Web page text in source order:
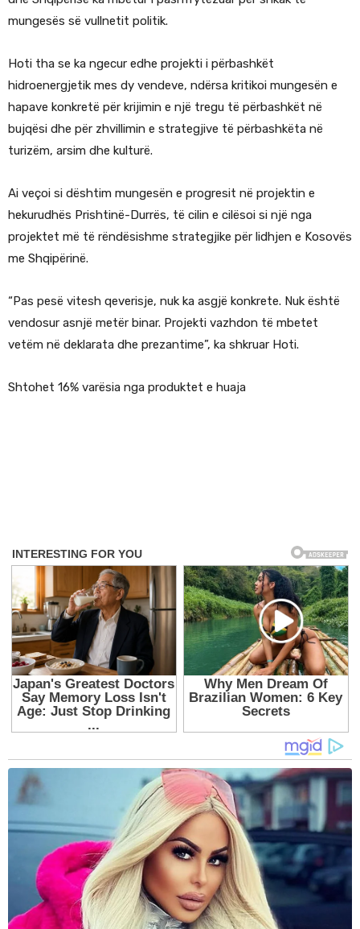
mungesës së vullnetit politik.
Hoti tha se ka ngecur edhe projekti i përbashkët
hidroenergjetik mes dy vendeve, ndërsa kritikoi mungesën e
hapave konkretë për krijimin e një tregu të përbashkët në
bujqësi dhe për zhvillimin e strategjive të përbashkëta në
turizëm, arsim dhe kulturë.
Ai veçoi si dështim mungesën e progresit në projektin e
hekurudhës Prishtinë-Durrës, të cilin e cilësoi si një nga
projektet më të rëndësishme strategjike për lidhjen e Kosovës
me Shqipërinë.
“Pas pesë vitesh qeverisje, nuk ka asgjë konkrete. Nuk është
vendosur asnjë metër binar. Projekti vazhdon të mbetet
vetëm në deklarata dhe prezantime”, ka shkruar Hoti.
Shtohet 16% varësia nga produktet e huaja